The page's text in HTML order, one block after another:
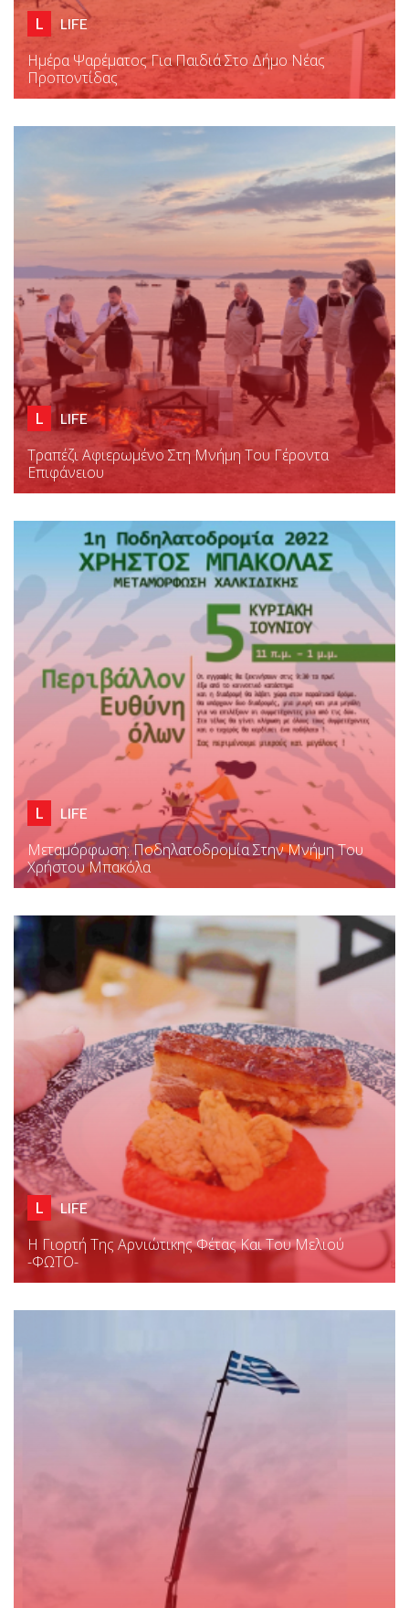
L LIFE
Ημέρα Ψαρέματος Για Παιδιά Στο Δήμο Νέας
Προποντίδας
L LIFE
Τραπέζι Αφιερωμένο Στη Μνήμη Του Γέροντα
Επιφάνειου
L LIFE
Μεταμόρφωση: Ποδηλατοδρομία Στην Μνήμη Του
Χρήστου Μπακόλα
L LIFE
H Γιορτή Της Αρνιώτικης Φέτας Και Του Μελιού
-ΦΩΤΟ-